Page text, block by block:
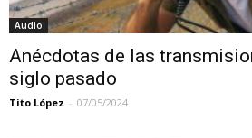
Audio
Anécdotas de las
siglo pasado
Tito López - 07/05/2024